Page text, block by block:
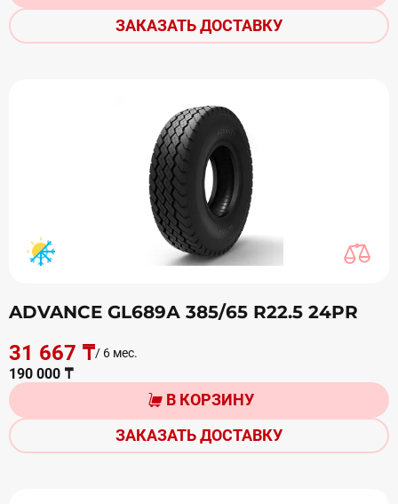
ЗАКАЗАТЬ ДОСТАВКУ
ADVANCE GL689А 385/65 R22.5 24PR
31 667 ₸/ 6 мес.
190 000 ₸
В КОРЗИНУ
ЗАКАЗАТЬ ДОСТАВКУ